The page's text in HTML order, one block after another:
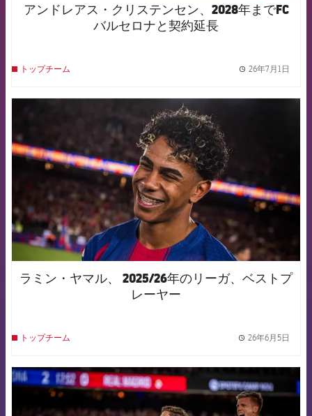
アンドレアス・クリステンセン、2028年までFC
バルセロナと契約延長
トップチーム 26年7月1日
FCB Barcelona badge
ラミン・ヤマル、 2025/26年のリーガ、ベストプ
レーヤー
トップチーム 26年6月5日
FCB Barcelona badge